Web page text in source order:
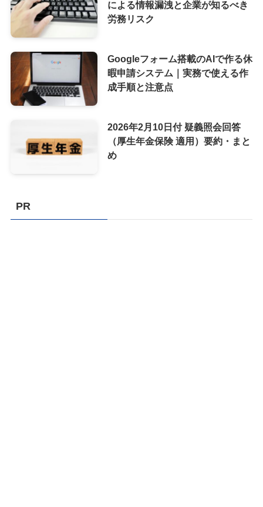
による情報漏洩と企業が知るべき
労務リスク
Googleフォーム搭載のAIで作る休
暇申請システム｜実務で使える作
成手順と注意点
2026年2月10日付 疑義照会回答
（厚生年金保険 適用）要約・まと
め
PR